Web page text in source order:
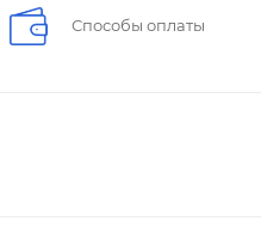
Способы оплаты